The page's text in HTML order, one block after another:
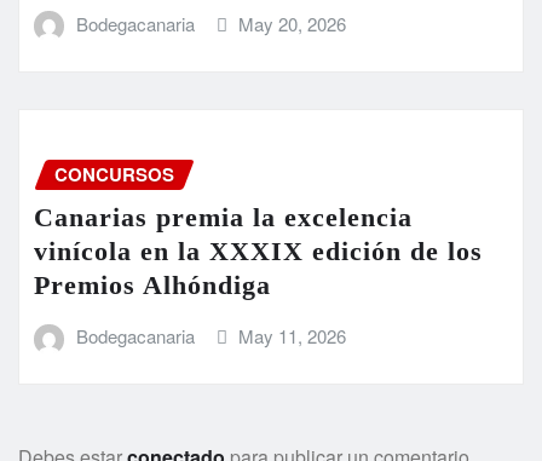
Bodegacanaria May 20, 2026
CONCURSOS
Canarias premia la excelencia
vinícola en la XXXIX edición de los
Premios Alhóndiga
Bodegacanaria May 11, 2026